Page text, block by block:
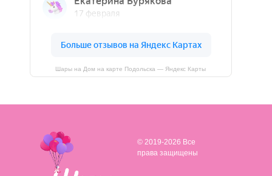
Шары на Дом на карте Подольска — Яндекс Карты
© 2019-2026 Все
права защищены